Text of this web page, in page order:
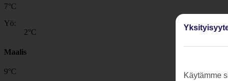
7°C
Yö:
2°C
Maalis
9°C
Käytämme